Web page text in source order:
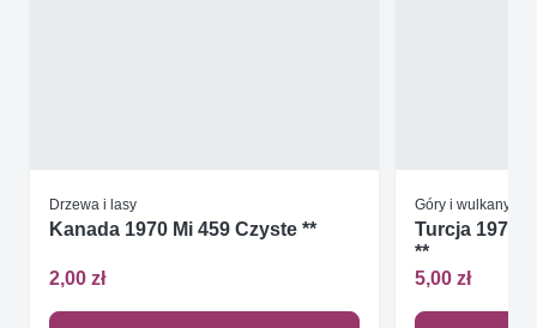
Drzewa i lasy
Kanada 1970 Mi 459 Czyste **
2,00 zł
Góry i wulkany
Turcja 1970
**
5,00 zł